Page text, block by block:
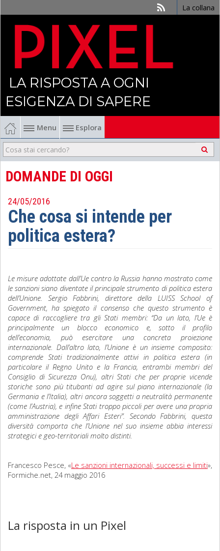
La collana
LA RISPOSTA A OGNI
ESIGENZA DI SAPERE
Menu Esplora
Economia
Management
Politica
Sociologia
Storia
Matematica
Diritto
DOMANDE DI OGGI
24/05/2016
Che cosa si intende per
politica estera?
Le misure adottate dall’Ue contro la Russia hanno mostrato come
le sanzioni siano diventate il principale strumento di politica estera
dell’Unione. Sergio Fabbrini, direttore della LUISS School of
Government, ha spiegato il consenso che questo strumento è
capace di raccogliere tra gli Stati membri: “Da un lato, l’Ue è
principalmente un blocco economico e, sotto il profilo
dell’economia, può esercitare una concreta proiezione
internazionale. Dall’altro lato, l’Unione è un insieme composito:
comprende Stati tradizionalmente attivi in politica estera (in
particolare il Regno Unito e la Francia, entrambi membri del
Consiglio di Sicurezza Onu), altri Stati che per proprie vicende
storiche sono più titubanti ad agire sul piano internazionale (la
Germania e l’Italia), altri ancora soggetti a neutralità permanente
(come l’Austria), e infine Stati troppo piccoli per avere una propria
amministrazione degli Affari Esteri”. Secondo Fabbrini, questa
diversità comporta che l’Unione nel suo insieme abbia interessi
strategici e geo-territoriali molto distinti.
Francesco Pesce, «Le sanzioni internazionali, successi e limiti»,
Formiche.net, 24 maggio 2016
La risposta in un Pixel